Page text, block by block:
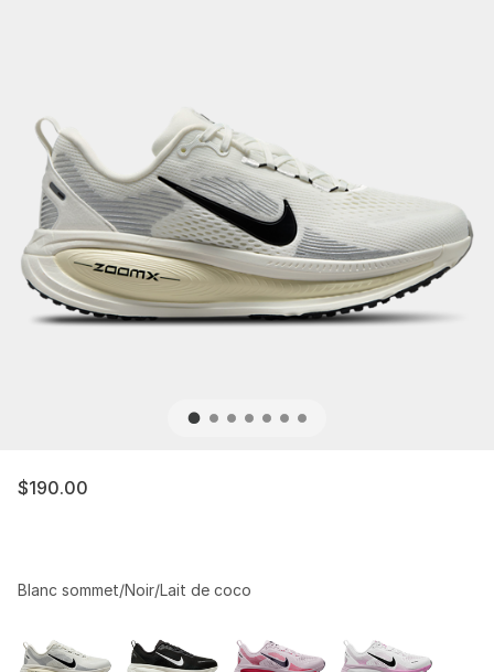
$190.00
Blanc sommet/Noir/Lait de coco